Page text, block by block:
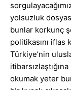
yolsuzluk
bunlar korkunç
politikasını iflas
Türkiye’nin
okumak yeter